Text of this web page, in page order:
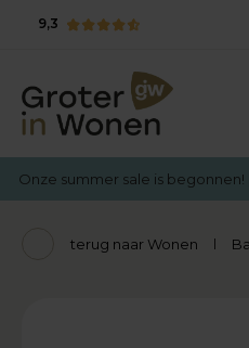
9,3
Onze summer sale is begonnen! |
terug naar Wonen